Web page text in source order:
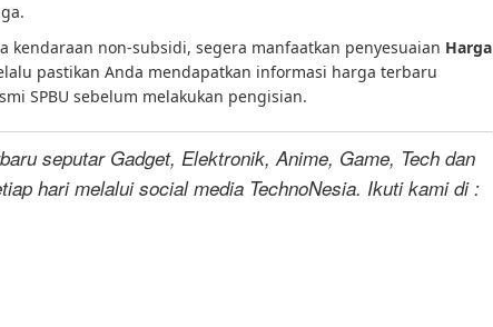
kendaraan non-subsidi, segera manfaatkan penyesuaian Harga
pastikan Anda mendapatkan informasi harga terbaru
SPBU sebelum melakukan pengisian.
seputar Gadget, Elektronik, Anime, Game, Tech dan
hari melalui social media TechnoNesia. Ikuti kami di :